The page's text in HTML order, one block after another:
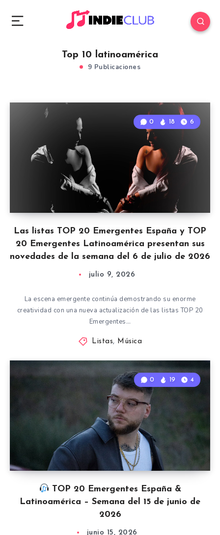
Top 10 latinoamérica
9 Publicaciones
Las listas TOP 20 Emergentes España y TOP
20 Emergentes Latinoamérica presentan sus
novedades de la semana del 6 de julio de 2026
0 18 6
julio 9, 2026
La escena emergente continúa demostrando su enorme
creatividad con una nueva actualización de las listas TOP 20
Emergentes…
Listas, Música
TOP 20 Emergentes España &
Latinoamérica – Semana del 15 de junio de
2026
0 19 4
junio 15, 2026